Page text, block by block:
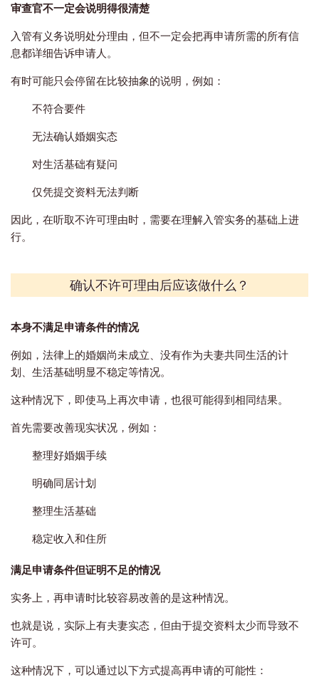
审查官不一定会说明得很清楚
入管有义务说明处分理由，但不一定会把再申请所需的所有信
息都详细告诉申请人。
有时可能只会停留在比较抽象的说明，例如：
不符合要件
无法确认婚姻实态
对生活基础有疑问
仅凭提交资料无法判断
因此，在听取不许可理由时，需要在理解入管实务的基础上进
行。
确认不许可理由后应该做什么？
本身不满足申请条件的情况
例如，法律上的婚姻尚未成立、没有作为夫妻共同生活的计
划、生活基础明显不稳定等情况。
这种情况下，即使马上再次申请，也很可能得到相同结果。
首先需要改善现实状况，例如：
整理好婚姻手续
明确同居计划
整理生活基础
稳定收入和住所
满足申请条件但证明不足的情况
实务上，再申请时比较容易改善的是这种情况。
也就是说，实际上有夫妻实态，但由于提交资料太少而导致不
许可。
这种情况下，可以通过以下方式提高再申请的可能性：